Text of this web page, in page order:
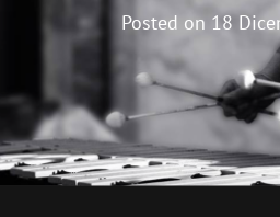
Posted on 18